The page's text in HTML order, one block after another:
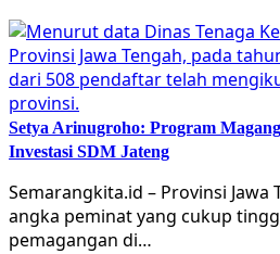
Setya Arinugroho: Program
Investasi SDM Jateng
Semarangkita.id – Provinsi Jawa
angka peminat yang cukup
pemagangan di…